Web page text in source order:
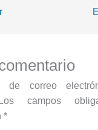
de correo
Los campos
*